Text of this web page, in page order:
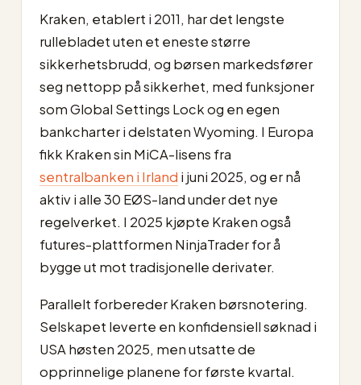
Kraken, etablert i 2011, har det lengste
rullebladet uten et eneste større
sikkerhetsbrudd, og børsen markedsfører
seg nettopp på sikkerhet, med funksjoner
som Global Settings Lock og en egen
bankcharter i delstaten Wyoming. I Europa
fikk Kraken sin MiCA-lisens fra
sentralbanken i Irland i juni 2025, og er nå
aktiv i alle 30 EØS-land under det nye
regelverket. I 2025 kjøpte Kraken også
futures-plattformen NinjaTrader for å
bygge ut mot tradisjonelle derivater.
Parallelt forbereder Kraken børsnotering.
Selskapet leverte en konfidensiell søknad i
USA høsten 2025, men utsatte de
opprinnelige planene for første kvartal.